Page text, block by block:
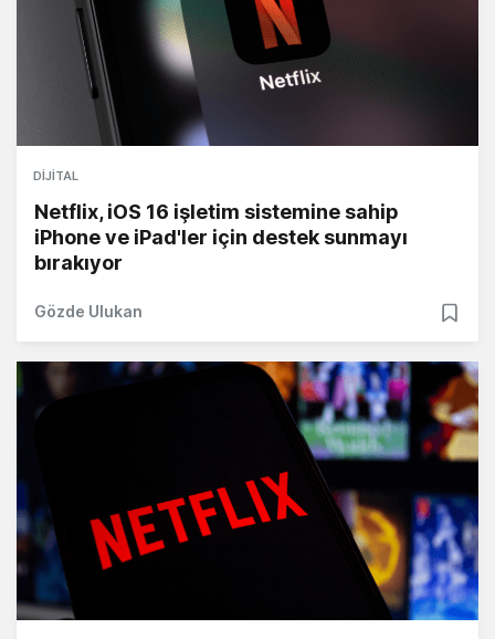
DIJITAL
Netflix, iOS 16 işletim sistemine sahip
iPhone ve iPad'ler için destek sunmayı
bırakıyor
Gözde Ulukan